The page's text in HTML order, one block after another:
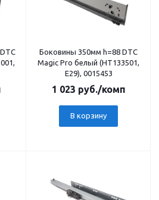
Боковины 350мм h=88 DTC
Magic Pro белый (НТ133501,
Е29), 0015453
1 023 руб./комп
В корзину